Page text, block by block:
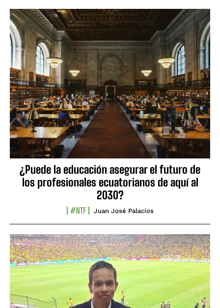
¿Puede la educación asegurar el futuro de
los profesionales ecuatorianos de aquí al
2030?
#NTF Juan José Palacios